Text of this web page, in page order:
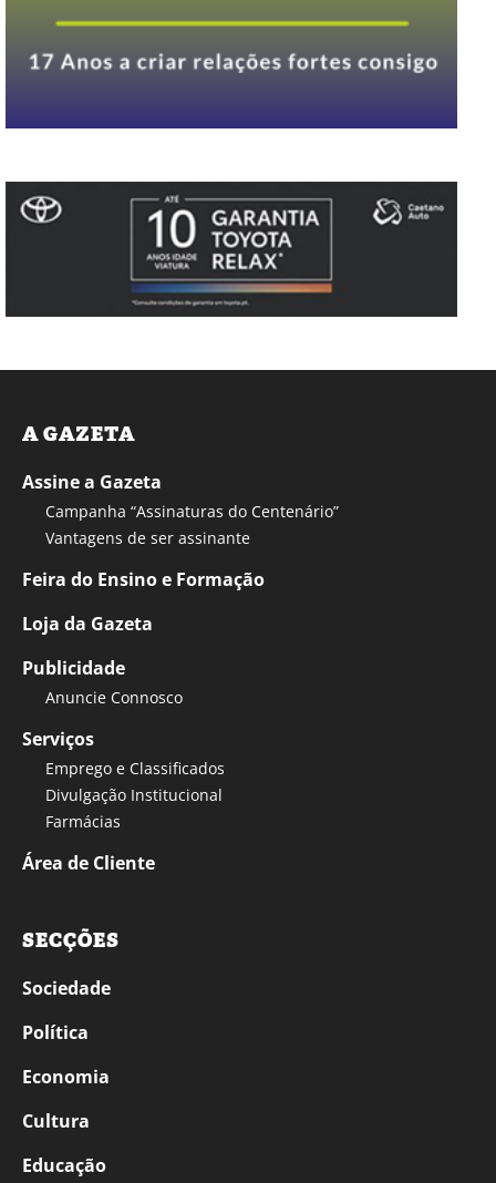
A GAZETA
Assine a Gazeta
Campanha “Assinaturas do Centenário”
Vantagens de ser assinante
Feira do Ensino e Formação
Loja da Gazeta
Publicidade
Anuncie Connosco
Serviços
Emprego e Classificados
Divulgação Institucional
Farmácias
Área de Cliente
SECÇÕES
Sociedade
Política
Economia
Cultura
Educação